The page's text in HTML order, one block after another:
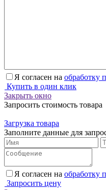
Я согласен на обработку
Купить в один клик
Закрыть окно
Запросить стоимость товара
Загрузка товара
Заполните данные для
Я согласен на обработку
Запросить цену